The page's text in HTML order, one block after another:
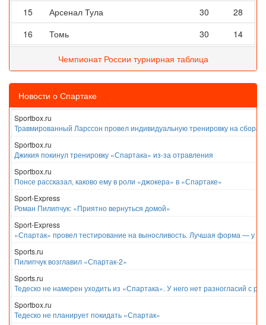
15
Арсенал Тула 30
28
16
Томь 30 14
Чемпионат России турнирная таблица
Новости о Спартаке
Sportbox.ru
Травмированный Ларссон провел индивидуальную тренировку на
Sportbox.ru
Джикия покинул тренировку «Спартака» из-за отравления
Sportbox.ru
Понсе рассказал, каково ему в роли «джокера» в «Спартаке»
Sport-Express
Роман Пилипчук: «Приятно вернуться домой»
Sport-Express
«Спартак» провел тестирование на выносливость. Лучшая форма — у
Sports.ru
Пилипчук возглавил «Спартак-2»
Sports.ru
Тедеско не намерен уходить из «Спартака». У него нет разногласий с
Sportbox.ru
Тедеско не планирует покидать «Спартак»